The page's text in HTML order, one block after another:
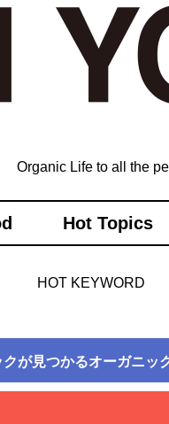
Organic Life to all the
Hot Topics
HOT KEYWORD
クが見つかるオーガニ